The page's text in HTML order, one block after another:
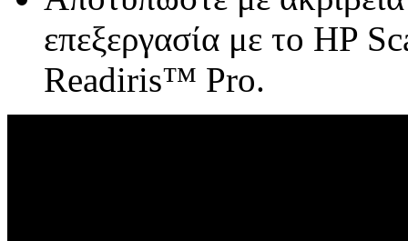
επεξεργασία με το HP
Readiris™ Pro.